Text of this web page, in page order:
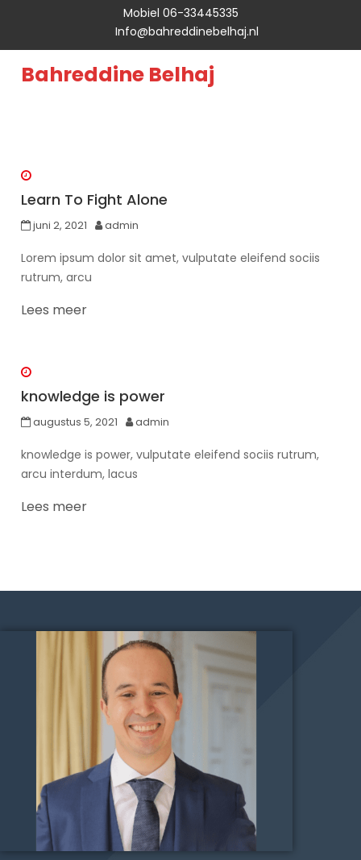
Mobiel 06-33445335
Info@bahreddinebelhaj.nl
Bahreddine Belhaj
Learn To Fight Alone
juni 2, 2021 admin
Lorem ipsum dolor sit amet, vulputate eleifend sociis
rutrum, arcu
Lees meer
knowledge is power
augustus 5, 2021 admin
knowledge is power, vulputate eleifend sociis rutrum,
arcu interdum, lacus
Lees meer